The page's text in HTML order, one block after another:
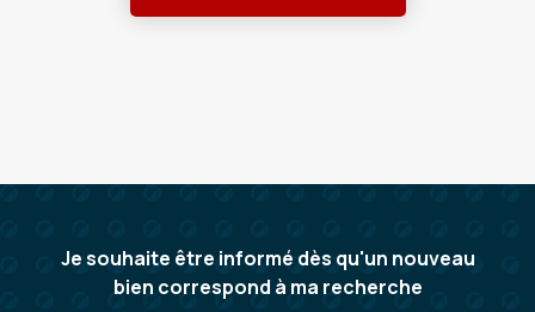
Je souhaite être informé dès qu'un nouveau
bien correspond à ma recherche